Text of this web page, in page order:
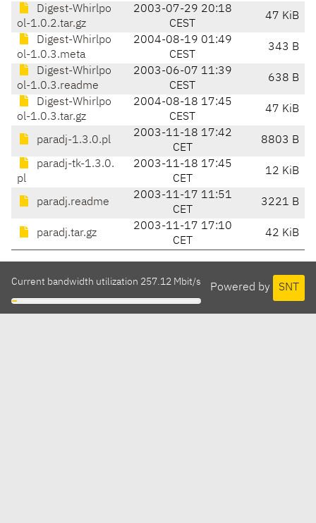
Digest-Whirlpo
ol-1.0.2.tar.gz
2003-07-29 20:18
CEST
47 KiB
Digest-Whirlpo
ol-1.0.3.meta
2004-08-19 01:49
CEST
343 B
Digest-Whirlpo
ol-1.0.3.readme
2003-06-07 11:39
CEST
638 B
Digest-Whirlpo
ol-1.0.3.tar.gz
2004-08-18 17:45
CEST
47 KiB
paradj-1.3.0.pl
2003-11-18 17:42
CET
8803 B
paradj-tk-1.3.0.
pl
2003-11-18 17:45
CET
12 KiB
paradj.readme
2003-11-17 11:51
CET
3221 B
paradj.tar.gz
2003-11-17 17:10
CET
42 KiB
Powered by SNT
Current bandwidth utilization 257.12 Mbit/s